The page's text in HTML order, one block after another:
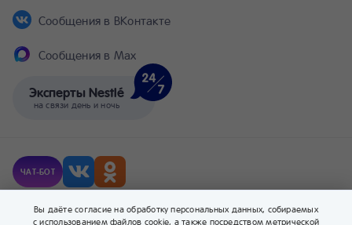
Эксперты Nestlé
на связи день и ночь
Сообщения в ВКонтакте
Сообщения в Max
ЧАТ-БОТ
© Компания Nestlé, 2026 г. Все права защищены.
® Владелец товарных знаков: Société des Produits Nestlé S.A. (Швейцария).
Вы даёте согласие на обработку персональных данных, собираемых
с использованием файлов cookie, а также посредством метрической